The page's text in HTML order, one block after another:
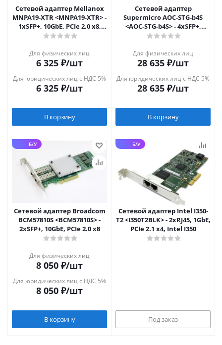
Сетевой адаптер Mellanox
MNPA19-XTR <MNPA19-XTR> -
1xSFP+, 10GbE, PCIe 2.0 x8,
ConnectX-2
Для физических лиц
6 325 ₽/шт
Для юридических лиц с НДС 5%
6 325 ₽/шт
В корзину
Сетевой адаптер
Supermicro AOC-STG-b4S
<AOC-STG-b4S> - 4xSFP+,
10GbE, PCIe 3.0 x8
Для физических лиц
28 635 ₽/шт
Для юридических лиц с НДС 5%
28 635 ₽/шт
В корзину
Б/У
Сетевой адаптер Broadcom
BCM57810S <BCM57810S> -
2xSFP+, 10GbE, PCIe 2.0 x8
Для физических лиц
8 050 ₽/шт
Для юридических лиц с НДС 5%
8 050 ₽/шт
В корзину
Б/У
Сетевой адаптер Intel I350-
T2 <I350T2BLK> - 2xRJ45, 1GbE,
PCIe 2.1 x4, Intel I350
Под заказ